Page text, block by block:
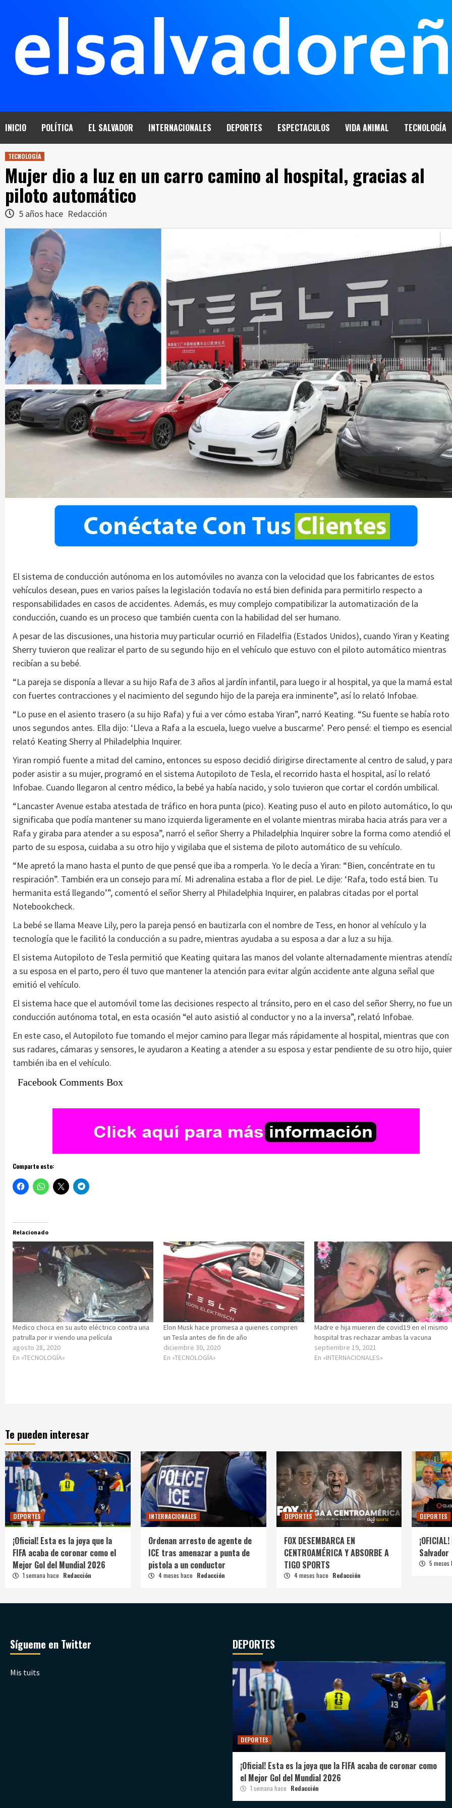
INICIO POLÍTICA EL SALVADOR INTERNACIONALES DEPORTES ESPECTACULOS VIDA ANIMAL TECNOLOGÍA
TECNOLOGÍA
Mujer dio a luz en un carro camino al hospital, gracias al
piloto automático
5 años hace Redacción
El sistema de conducción autónoma en los automóviles no avanza con la velocidad que los fabricantes de estos
vehículos desean, pues en varios países la legislación todavía no está bien definida para permitirlo respecto a
responsabilidades en casos de accidentes. Además, es muy complejo compatibilizar la automatización de la
conducción, cuando es un proceso que también cuenta con la habilidad del ser humano.
A pesar de las discusiones, una historia muy particular ocurrió en Filadelfia (Estados Unidos), cuando Yiran y Keating
Sherry tuvieron que realizar el parto de su segundo hijo en el vehículo que estuvo con el piloto automático mientras
recibían a su bebé.
“La pareja se disponía a llevar a su hijo Rafa de 3 años al jardín infantil, para luego ir al hospital, ya que la mamá
con fuertes contracciones y el nacimiento del segundo hijo de la pareja era inminente”, así lo relató Infobae.
“Lo puse en el asiento trasero (a su hijo Rafa) y fui a ver cómo estaba Yiran”, narró Keating. “Su fuente se había roto
unos segundos antes. Ella dijo: ‘Lleva a Rafa a la escuela, luego vuelve a buscarme’. Pero pensé: el tiempo es
relató Keating Sherry al Philadelphia Inquirer.
Yiran rompió fuente a mitad del camino, entonces su esposo decidió dirigirse directamente al centro de salud, y para
poder asistir a su mujer, programó en el sistema Autopiloto de Tesla, el recorrido hasta el hospital, así lo relató
Infobae. Cuando llegaron al centro médico, la bebé ya había nacido, y solo tuvieron que cortar el cordón umbilical.
“Lancaster Avenue estaba atestada de tráfico en hora punta (pico). Keating puso el auto en piloto automático, lo
significaba que podía mantener su mano izquierda ligeramente en el volante mientras miraba hacia atrás para ver a
Rafa y giraba para atender a su esposa”, narró el señor Sherry a Philadelphia Inquirer sobre la forma como atendió el
parto de su esposa, cuidaba a su otro hijo y vigilaba que el sistema de piloto automático de su vehículo.
“Me apretó la mano hasta el punto de que pensé que iba a romperla. Yo le decía a Yiran: “Bien, concéntrate en tu
respiración”. También era un consejo para mí. Mi adrenalina estaba a flor de piel. Le dije: ‘Rafa, todo está bien. Tu
hermanita está llegando’”, comentó el señor Sherry al Philadelphia Inquirer, en palabras citadas por el portal
Notebookcheck.
La bebé se llama Meave Lily, pero la pareja pensó en bautizarla con el nombre de Tess, en honor al vehículo y la
tecnología que le facilitó la conducción a su padre, mientras ayudaba a su esposa a dar a luz a su hija.
El sistema Autopiloto de Tesla permitió que Keating quitara las manos del volante alternadamente mientras
a su esposa en el parto, pero él tuvo que mantener la atención para evitar algún accidente ante alguna señal que
emitió el vehículo.
El sistema hace que el automóvil tome las decisiones respecto al tránsito, pero en el caso del señor Sherry, no fue
conducción autónoma total, en esta ocasión “el auto asistió al conductor y no a la inversa”, relató Infobae.
En este caso, el Autopiloto fue tomando el mejor camino para llegar más rápidamente al hospital, mientras que con
sus radares, cámaras y sensores, le ayudaron a Keating a atender a su esposa y estar pendiente de su otro hijo,
también iba en el vehículo.
Facebook Comments Box
Comparte esto:
Relacionado
Medico choca en su auto eléctrico contra una
patrulla por ir viendo una película
agosto 28, 2020
En «TECNOLOGÍA»
Elon Musk hace promesa a quienes compren
un Tesla antes de fin de año
diciembre 30, 2020
En «TECNOLOGÍA»
Madre e hija mueren de covid19 en el mismo
hospital tras rechazar ambas la vacuna
septiembre 19, 2021
En «INTERNACIONALES»
Te pueden interesar
DEPORTES
¡Oficial! Esta es la joya que la
FIFA acaba de coronar como el
Mejor Gol del Mundial 2026
1 semana hace Redacción
INTERNACIONALES
Ordenan arresto de agente de
ICE tras amenazar a punta de
pistola a un conductor
4 meses hace Redacción
DEPORTES
FOX DESEMBARCA EN
CENTROAMÉRICA Y ABSORBE A
TIGO SPORTS
4 meses hace Redacción
DEPORTES
Salvador
5 meses
Sígueme en Twitter
Mis tuits
DEPORTES
DEPORTES
¡Oficial! Esta es la joya que la FIFA acaba de coronar como
el Mejor Gol del Mundial 2026
1 semana hace Redacción